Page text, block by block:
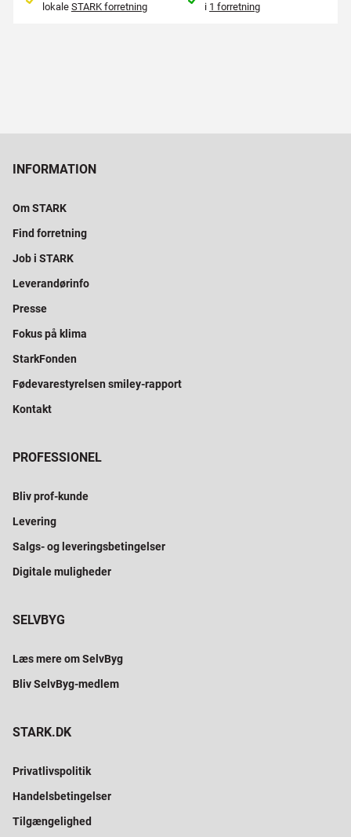
lokale STARK forretning
i 1 forretning
INFORMATION
Om STARK
Find forretning
Job i STARK
Leverandørinfo
Presse
Fokus på klima
StarkFonden
Fødevarestyrelsen smiley-rapport
Kontakt
PROFESSIONEL
Bliv prof-kunde
Levering
Salgs- og leveringsbetingelser
Digitale muligheder
SELVBYG
Læs mere om SelvByg
Bliv SelvByg-medlem
STARK.DK
Privatlivspolitik
Handelsbetingelser
Tilgængelighed